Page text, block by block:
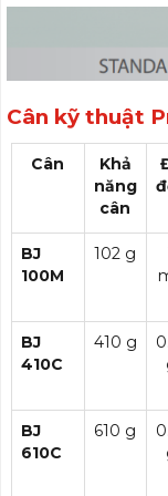
Cân kỹ thuật
Cân
Khả
năng
cân
BJ
100M
102 g
BJ
410C
410 g
BJ
610C
610 g